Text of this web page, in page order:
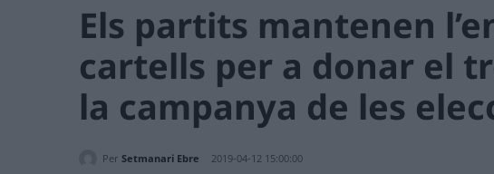
Els partits mantenen
cartells per a donar el
la campanya de les
Per Setmanari Ebre 2019-04-12 15:00:00